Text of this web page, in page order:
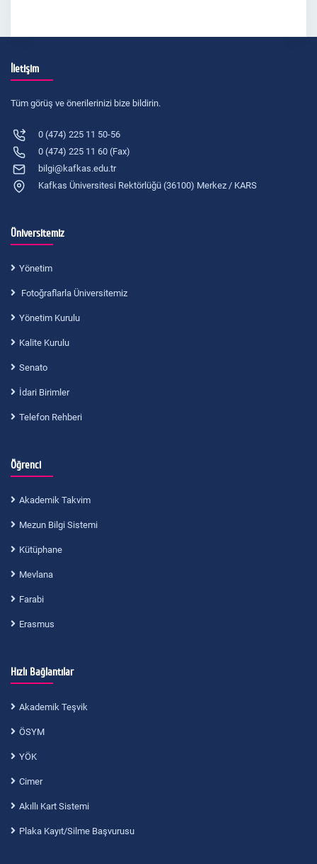
İletişim
Tüm görüş ve önerilerinizi bize bildirin.
0 (474) 225 11 50-56
0 (474) 225 11 60 (Fax)
bilgi@kafkas.edu.tr
Kafkas Üniversitesi Rektörlüğü (36100) Merkez / KARS
Üniversitemiz
Yönetim
Fotoğraflarla Üniversitemiz
Yönetim Kurulu
Kalite Kurulu
Senato
İdari Birimler
Telefon Rehberi
Öğrenci
Akademik Takvim
Mezun Bilgi Sistemi
Kütüphane
Mevlana
Farabi
Erasmus
Hızlı Bağlantılar
Akademik Teşvik
ÖSYM
YÖK
Cimer
Akıllı Kart Sistemi
Plaka Kayıt/Silme Başvurusu